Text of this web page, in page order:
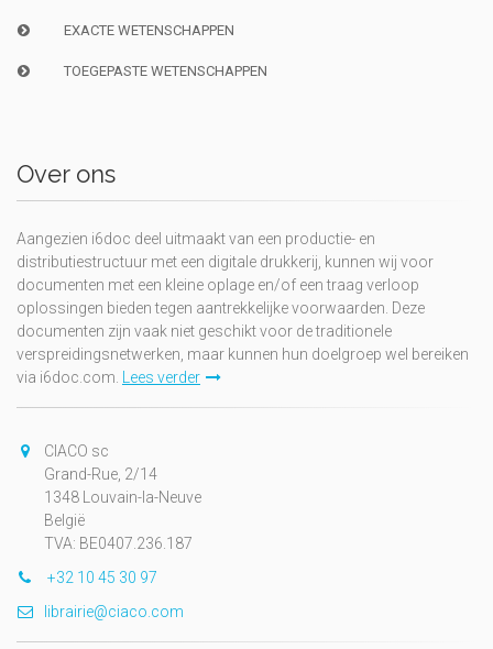
EXACTE WETENSCHAPPEN
TOEGEPASTE WETENSCHAPPEN
Over ons
Aangezien i6doc deel uitmaakt van een productie- en
distributiestructuur met een digitale drukkerij, kunnen wij voor
documenten met een kleine oplage en/of een traag verloop
oplossingen bieden tegen aantrekkelijke voorwaarden. Deze
documenten zijn vaak niet geschikt voor de traditionele
verspreidingsnetwerken, maar kunnen hun doelgroep wel bereiken
via i6doc.com. Lees verder
CIACO sc
Grand-Rue, 2/14
1348 Louvain-la-Neuve
België
TVA: BE0407.236.187
+32 10 45 30 97
librairie@ciaco.com